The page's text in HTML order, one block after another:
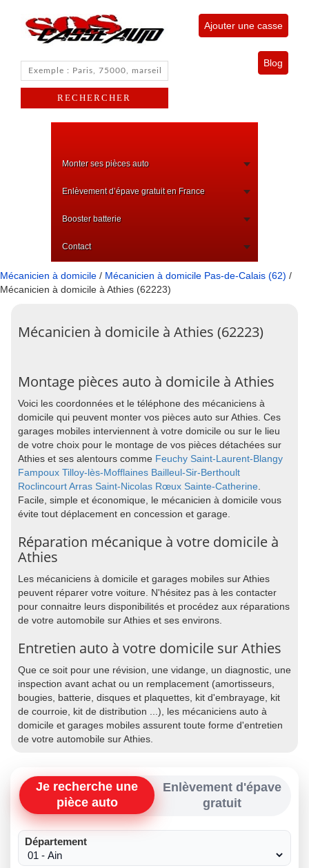
Ajouter une casse
Blog
Monter ses pièces auto
Enlèvement d’épave gratuit en France
Booster batterie
Contact
Mécanicien à domicile / Mécanicien à domicile Pas-de-Calais (62) /
Mécanicien à domicile à Athies (62223)
Mécanicien à domicile à Athies (62223)
Montage pièces auto à domicile à Athies
Voici les coordonnées et le téléphone des mécaniciens à
domicile qui peuvent monter vos pièces auto sur Athies. Ces
garages mobiles interviennent à votre domicile ou sur le lieu
de votre choix pour le montage de vos pièces détachées sur
Athies et ses alentours comme Feuchy Saint-Laurent-Blangy
Fampoux Tilloy-lès-Mofflaines Bailleul-Sir-Berthoult
RoclincourtArras Saint-Nicolas Rœux Sainte-Catherine.
Facile, simple et économique, le mécanicien à domicile vous
évite tout déplacement en concession et garage.
Réparation mécanique à votre domicile à
Athies
Les mécaniciens à domicile et garages mobiles sur Athies
peuvent réparer votre voiture. N'hésitez pas à les contacter
pour connaitre leurs disponibilités et procédez aux réparations
de votre automobile sur Athies et ses environs.
Entretien auto à votre domicile sur Athies
Que ce soit pour une révision, une vidange, un diagnostic, une
inspection avant achat ou un remplacement (amortisseurs,
bougies, batterie, disques et plaquettes, kit d'embrayage, kit
de courroie, kit de distribution ...), les mécaniciens auto à
domicile et garages mobiles assurent toute forme d'entretien
de votre automobile sur Athies.
Je recherche une
pièce auto
Enlèvement d'épave
gratuit
Département